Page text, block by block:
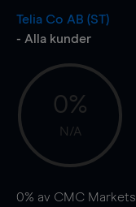
Telia Co AB (ST)
- Alla kunder
0%
N/A
0% av CMC Markets